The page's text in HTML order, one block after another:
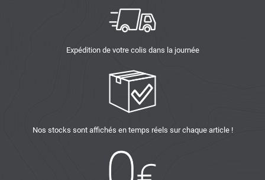
Expédition de votre colis dans la journée
Nos stocks sont affichés en temps réels sur chaque article !